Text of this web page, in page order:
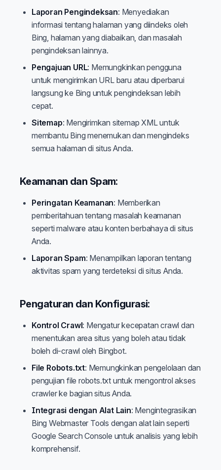
Laporan Pengindeksan: Menyediakan
informasi tentang halaman yang diindeks oleh
Bing, halaman yang diabaikan, dan masalah
pengindeksan lainnya.
Pengajuan URL: Memungkinkan pengguna
untuk mengirimkan URL baru atau diperbarui
langsung ke Bing untuk pengindeksan lebih
cepat.
Sitemap: Mengirimkan sitemap XML untuk
membantu Bing menemukan dan mengindeks
semua halaman di situs Anda.
Keamanan dan Spam:
Peringatan Keamanan: Memberikan
pemberitahuan tentang masalah keamanan
seperti malware atau konten berbahaya di situs
Anda.
Laporan Spam: Menampilkan laporan tentang
aktivitas spam yang terdeteksi di situs Anda.
Pengaturan dan Konfigurasi:
Kontrol Crawl: Mengatur kecepatan crawl dan
menentukan area situs yang boleh atau tidak
boleh di-crawl oleh Bingbot.
File Robots.txt: Memungkinkan pengelolaan dan
pengujian file robots.txt untuk mengontrol akses
crawler ke bagian situs Anda.
Integrasi dengan Alat Lain: Mengintegrasikan
Bing Webmaster Tools dengan alat lain seperti
Google Search Console untuk analisis yang lebih
komprehensif.